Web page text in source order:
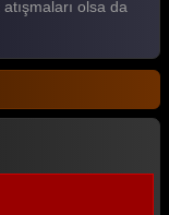
olsa da